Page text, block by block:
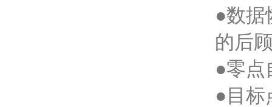
●数据
的后
●零点
●目标